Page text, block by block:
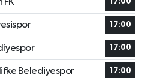
FK
17:00
17:00
17:00
Belediyespor 17:00